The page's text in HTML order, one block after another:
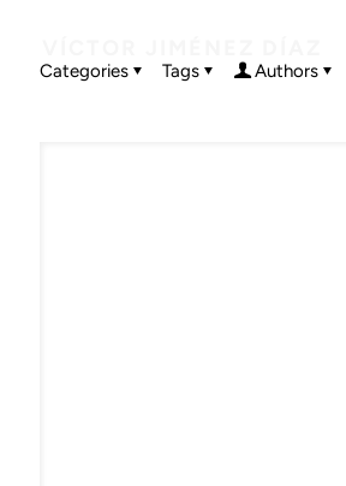
Categories Tags Authors